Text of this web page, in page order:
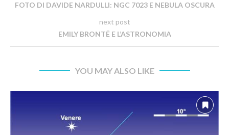
FOTO DI DAVIDE NARDULLI: NGC 7023 E NEBULA OSCURA
next post
EMILY BRONTË E L’ASTRONOMIA
YOU MAY ALSO LIKE